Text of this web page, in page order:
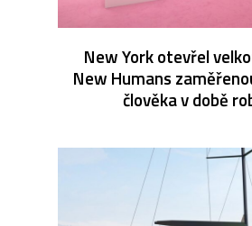
New York otevřel
New Humans
člověka v době